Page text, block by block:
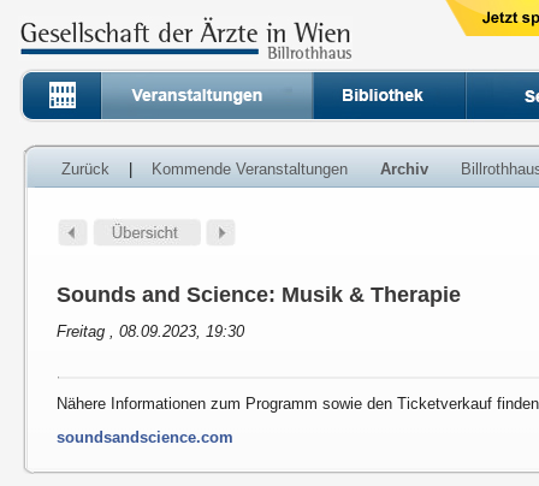
Zurück Kommende Veranstaltungen Archiv
Sounds and Science: Musik & Therapie
Freitag , 08.09.2023, 19:30
Nähere Informationen zum Programm sowie den Ticketverkauf
soundsandscience.com